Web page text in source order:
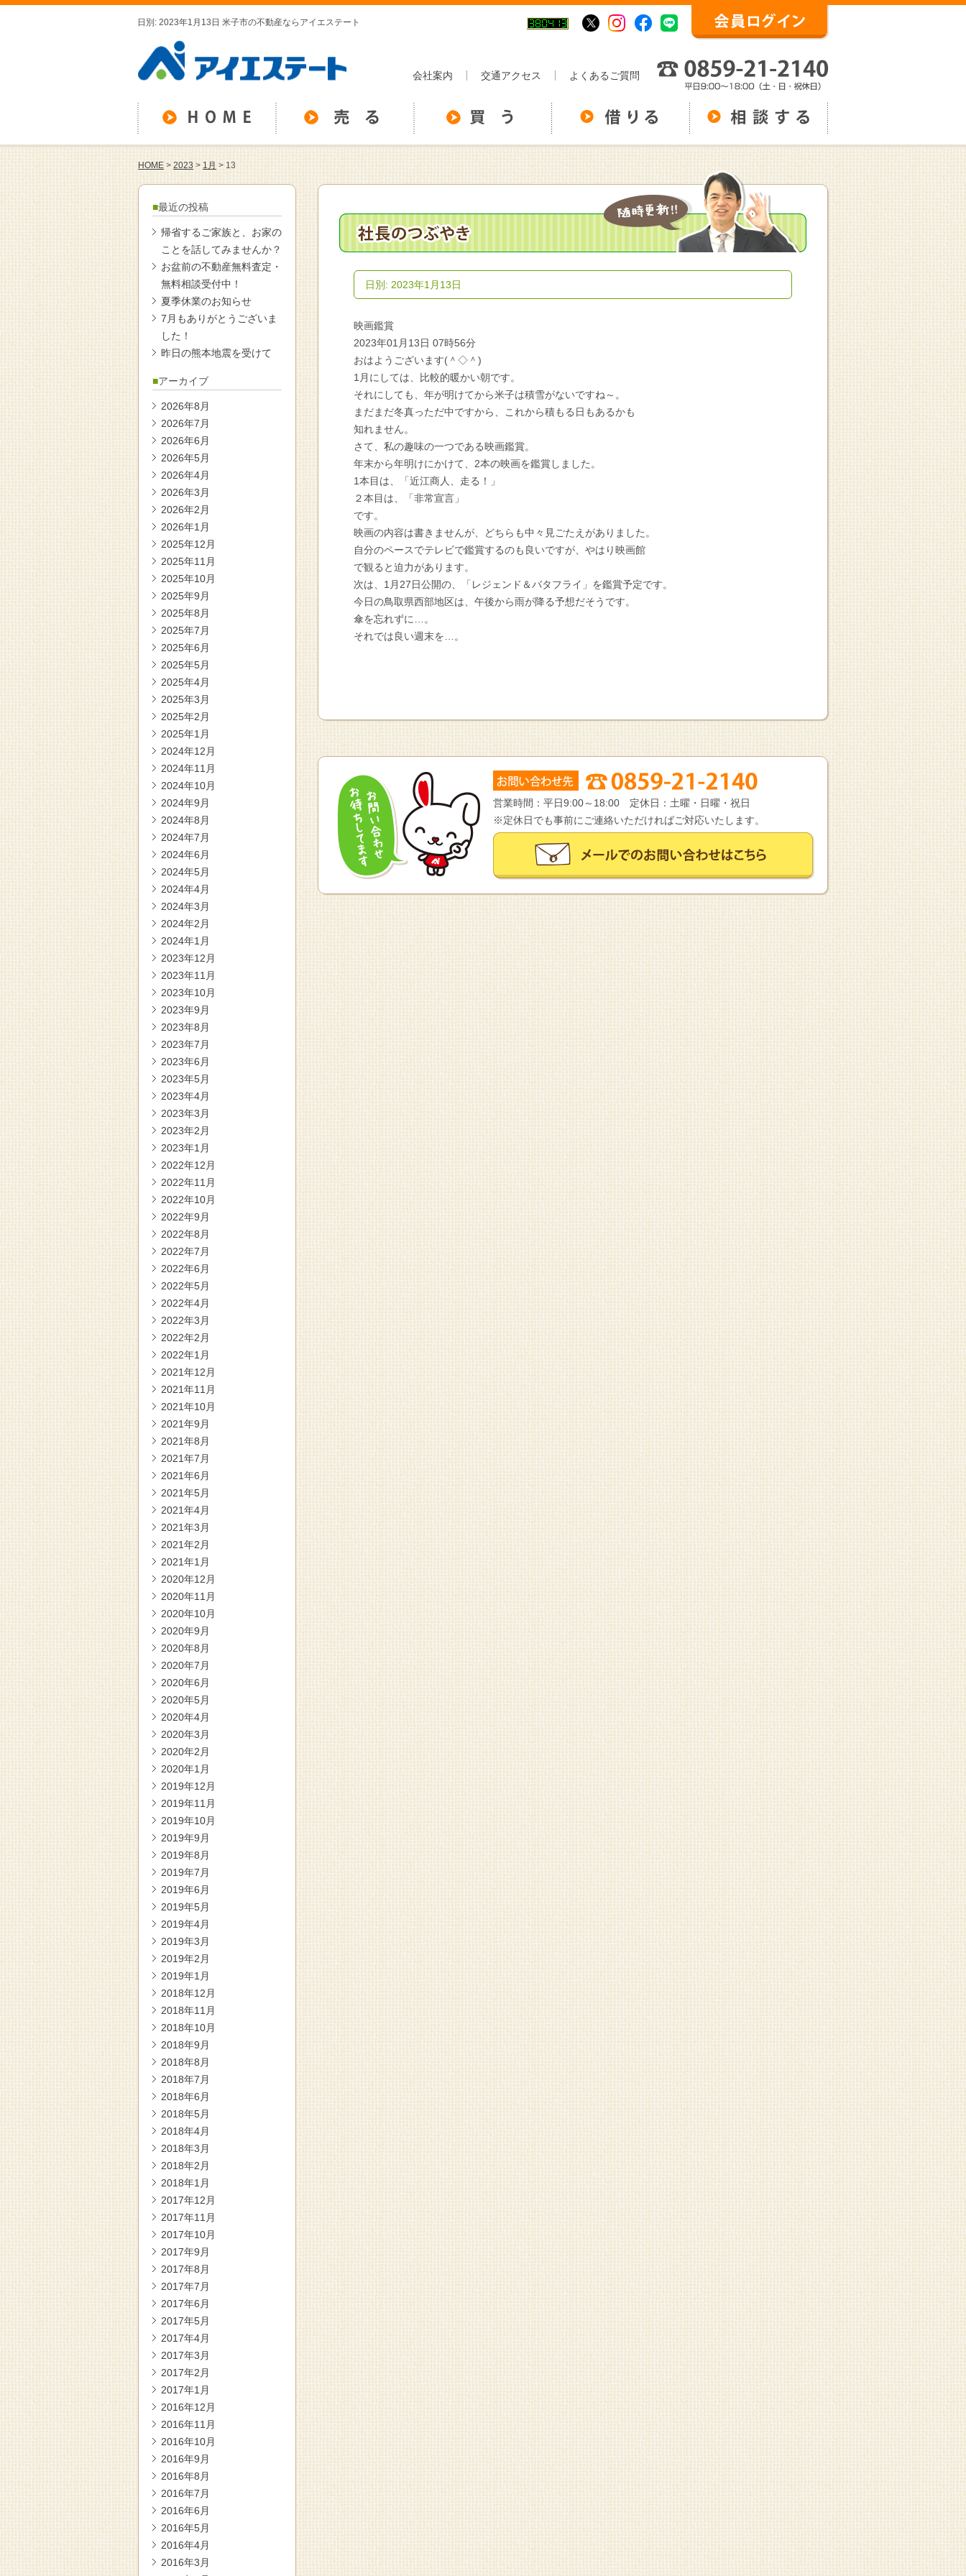
日別: 2023年1月13日 米子市の不動産ならアイエステート
会社案内 交通アクセス よくあるご質問
HOME>2023 >1月 >13
日別: 2023年1月13日
映画鑑賞
2023年01月13日 07時56分
おはようございます(＾◇＾)
1月にしては、比較的暖かい朝です。
それにしても、年が明けてから米子は積雪がないですね～。
まだまだ冬真っただ中ですから、これから積もる日もあるかも
知れません。
さて、私の趣味の一つである映画鑑賞。
年末から年明けにかけて、2本の映画を鑑賞しました。
1本目は、「近江商人、走る！」
２本目は、「非常宣言」
です。
映画の内容は書きませんが、どちらも中々見ごたえがありました。
自分のペースでテレビで鑑賞するのも良いですが、やはり映画館
で観ると迫力があります。
次は、1月27日公開の、「レジェンド＆バタフライ」を鑑賞予定です。
今日の鳥取県西部地区は、午後から雨が降る予想だそうです。
傘を忘れずに…。
それでは良い週末を…。
営業時間：平日9:00～18:00 定休日：土曜・日曜・祝日
※定休日でも事前にご連絡いただければご対応いたします。
最近の投稿
帰省するご家族と、お家の
ことを話してみませんか？
お盆前の不動産無料査定・
無料相談受付中！
夏季休業のお知らせ
7月もありがとうございま
した！
昨日の熊本地震を受けて
アーカイブ
2026年8月
2026年7月
2026年6月
2026年5月
2026年4月
2026年3月
2026年2月
2026年1月
2025年12月
2025年11月
2025年10月
2025年9月
2025年8月
2025年7月
2025年6月
2025年5月
2025年4月
2025年3月
2025年2月
2025年1月
2024年12月
2024年11月
2024年10月
2024年9月
2024年8月
2024年7月
2024年6月
2024年5月
2024年4月
2024年3月
2024年2月
2024年1月
2023年12月
2023年11月
2023年10月
2023年9月
2023年8月
2023年7月
2023年6月
2023年5月
2023年4月
2023年3月
2023年2月
2023年1月
2022年12月
2022年11月
2022年10月
2022年9月
2022年8月
2022年7月
2022年6月
2022年5月
2022年4月
2022年3月
2022年2月
2022年1月
2021年12月
2021年11月
2021年10月
2021年9月
2021年8月
2021年7月
2021年6月
2021年5月
2021年4月
2021年3月
2021年2月
2021年1月
2020年12月
2020年11月
2020年10月
2020年9月
2020年8月
2020年7月
2020年6月
2020年5月
2020年4月
2020年3月
2020年2月
2020年1月
2019年12月
2019年11月
2019年10月
2019年9月
2019年8月
2019年7月
2019年6月
2019年5月
2019年4月
2019年3月
2019年2月
2019年1月
2018年12月
2018年11月
2018年10月
2018年9月
2018年8月
2018年7月
2018年6月
2018年5月
2018年4月
2018年3月
2018年2月
2018年1月
2017年12月
2017年11月
2017年10月
2017年9月
2017年8月
2017年7月
2017年6月
2017年5月
2017年4月
2017年3月
2017年2月
2017年1月
2016年12月
2016年11月
2016年10月
2016年9月
2016年8月
2016年7月
2016年6月
2016年5月
2016年4月
2016年3月